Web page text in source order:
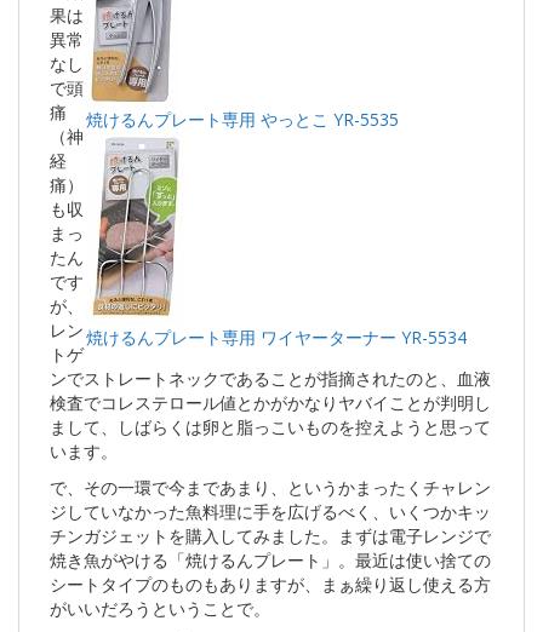
焼けるんプレート専用 やっとこ YR-5535
焼けるんプレート専用 ワイヤーターナー YR-5534
果は
異常
なし
で頭
痛
（神
経
痛）
も収
まっ
たん
です
が、
レン
トゲ
ンでストレートネックであることが指摘されたのと、血液
検査でコレステロール値とかがかなりヤバイことが判明し
まして、しばらくは卵と脂っこいものを控えようと思って
います。
で、その一環で今まであまり、というかまったくチャレン
ジしていなかった魚料理に手を広げるべく、いくつかキッ
チンガジェットを購入してみました。まずは電子レンジで
焼き魚がやける「焼けるんプレート」。最近は使い捨ての
シートタイプのものもありますが、まぁ繰り返し使える方
がいいだろうということで。